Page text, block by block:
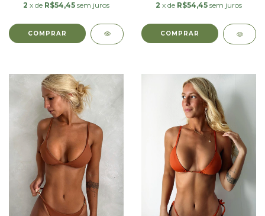
2 x de R$54,45 sem juros
COMPRAR
2 x de R$54,45 sem juros
COMPRAR